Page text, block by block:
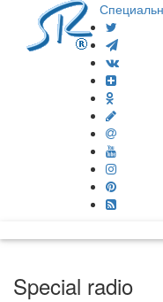
Special radio